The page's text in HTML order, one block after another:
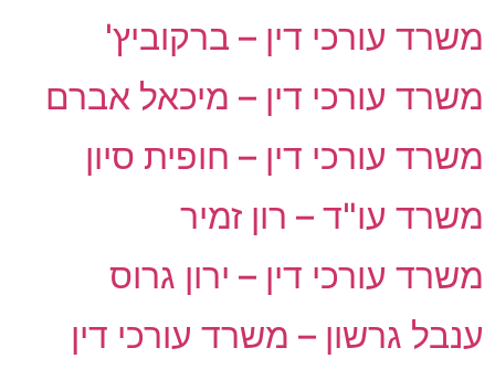
משרד עורכי דין – ברקוביץ'
משרד עורכי דין – מיכאל אברם
משרד עורכי דין – חופית סיון
משרד עו"ד – רון זמיר
משרד עורכי דין – ירון גרוס
ענבל גרשון – משרד עורכי דין